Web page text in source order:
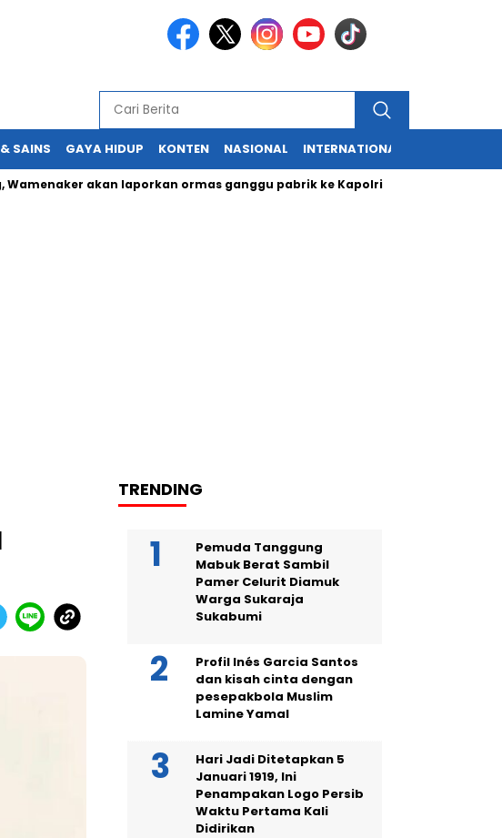
SAINS GAYA HIDUP KONTEN NASIONAL INTERNATIONAL
akan laporkan ormas ganggu pabrik ke Kapolri Cabup dan Cawali
TRENDING
Pemuda Tanggung
Mabuk Berat Sambil
Pamer Celurit Diamuk
Warga Sukaraja
Sukabumi
Profil Inés Garcia Santos
dan kisah cinta dengan
pesepakbola Muslim
Lamine Yamal
Hari Jadi Ditetapkan 5
Januari 1919, Ini
Penampakan Logo Persib
Waktu Pertama Kali
Didirikan